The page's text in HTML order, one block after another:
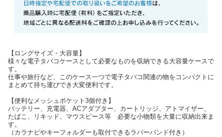
【ロングサイズ・大容量】
様々な電子タバコケースとして必要なものを収納できる大容量ケースで
す。
仕事や旅行など、このケース一つで電子タバコ関連の物をコンパクトに
まとめて持ち運びでき大変便利です。
【便利なメッシュポケット3個付き】
バッテリー、充電器、ACアダプター、カートリッジ、アトマイザー、
たばこ、リキッド、マウスピース等 必要な小物類を大量に収納出来ま
す。
（カラナビやキーフォルダーも取付できるラバーバンド付き）